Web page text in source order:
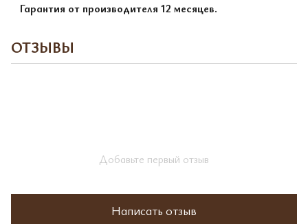
Гарантия от производителя 12 месяцев.
ОТЗЫВЫ
Добавьте первый отзыв
Написать отзыв